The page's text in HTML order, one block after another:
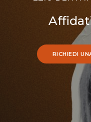
RICHIEDI